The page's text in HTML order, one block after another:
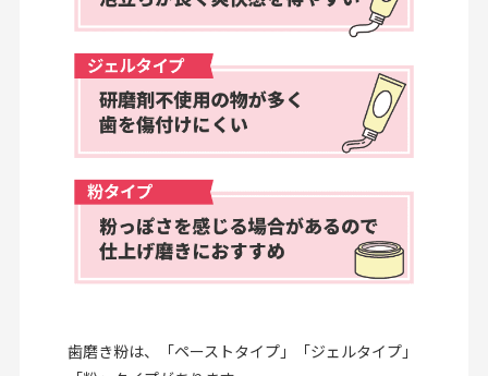
歯磨き粉は、「ペーストタイプ」「ジェルタイプ」